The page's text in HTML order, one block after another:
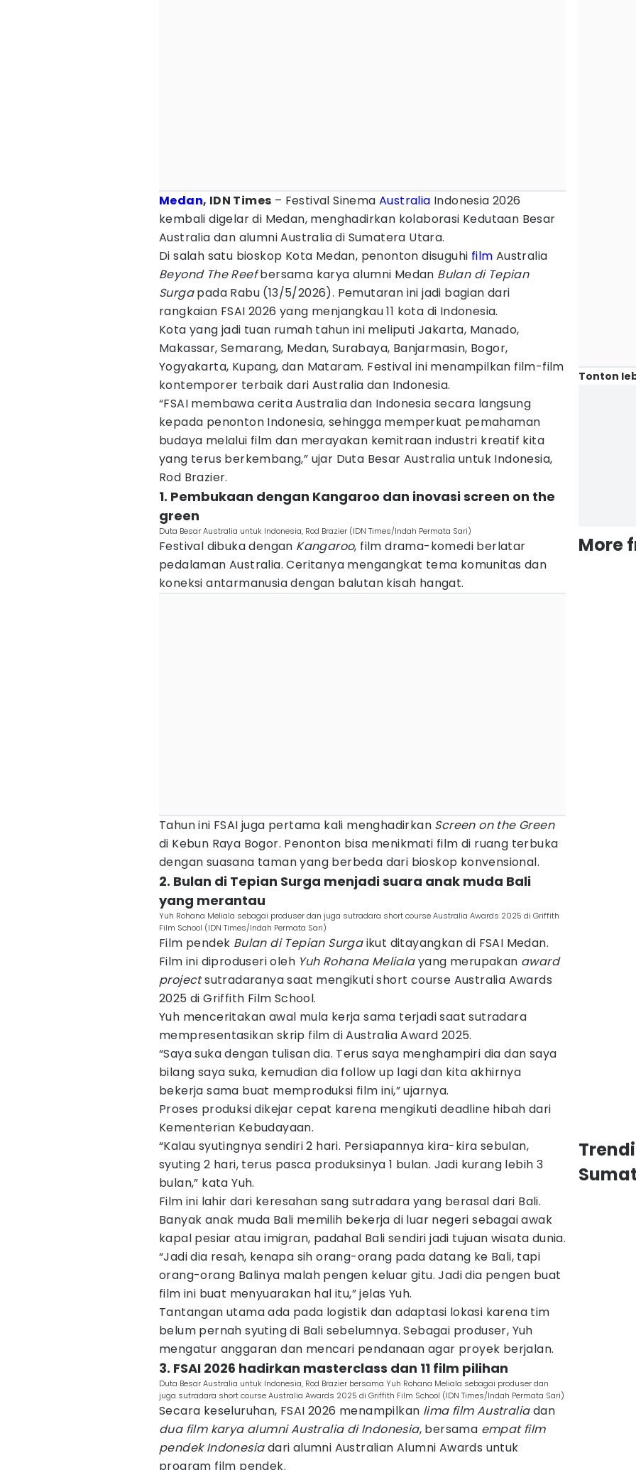
Medan, IDN Times – Festival SinemaAustralia Indonesia 2026
kembali digelar di Medan, menghadirkan kolaborasi Kedutaan Besar
Australia dan alumni Australia di Sumatera Utara.
Di salah satu bioskop Kota Medan, penonton disuguhi film Australia
Beyond The Reefbersama karya alumni Medan Bulan di Tepian
Surgapada Rabu (13/5/2026). Pemutaran ini jadi bagian dari
rangkaian FSAI 2026 yang menjangkau 11 kota di Indonesia.
Kota yang jadi tuan rumah tahun ini meliputi Jakarta, Manado,
Makassar, Semarang, Medan, Surabaya, Banjarmasin, Bogor,
Yogyakarta, Kupang, dan Mataram. Festival ini menampilkan film-film
kontemporer terbaik dari Australia dan Indonesia.
“FSAI membawa cerita Australia dan Indonesia secara langsung
kepada penonton Indonesia, sehingga memperkuat pemahaman
budaya melalui film dan merayakan kemitraan industri kreatif kita
yang terus berkembang,” ujar Duta Besar Australia untuk Indonesia,
Rod Brazier.
1. Pembukaan dengan Kangaroo dan inovasi screen on the
green
Duta Besar Australia untuk Indonesia, Rod Brazier (IDN Times/Indah Permata Sari)
Festival dibuka dengan Kangaroo, film drama-komedi berlatar
pedalaman Australia. Ceritanya mengangkat tema komunitas dan
koneksi antarmanusia dengan balutan kisah hangat.
Tahun ini FSAI juga pertama kali menghadirkan Screen on the Green
di Kebun Raya Bogor. Penonton bisa menikmati film di ruang terbuka
dengan suasana taman yang berbeda dari bioskop konvensional.
2. Bulan di Tepian Surga menjadi suara anak muda Bali
yang merantau
Yuh Rohana Meliala sebagai produser dan juga sutradara short course Australia Awards 2025 di Griffith
Film School (IDN Times/Indah Permata Sari)
Film pendek Bulan di Tepian Surgaikut ditayangkan di FSAI Medan.
Film ini diproduseri oleh Yuh Rohana Melialayang merupakan award
projectsutradaranya saat mengikuti short course Australia Awards
2025 di Griffith Film School.
Yuh menceritakan awal mula kerja sama terjadi saat sutradara
mempresentasikan skrip film di Australia Award 2025.
“Saya suka dengan tulisan dia. Terus saya menghampiri dia dan saya
bilang saya suka, kemudian dia follow up lagi dan kita akhirnya
bekerja sama buat memproduksi film ini,” ujarnya.
Proses produksi dikejar cepat karena mengikuti deadline hibah dari
Kementerian Kebudayaan.
“Kalau syutingnya sendiri 2 hari. Persiapannya kira-kira sebulan,
syuting 2 hari, terus pasca produksinya 1 bulan. Jadi kurang lebih 3
bulan,” kata Yuh.
Film ini lahir dari keresahan sang sutradara yang berasal dari Bali.
Banyak anak muda Bali memilih bekerja di luar negeri sebagai awak
kapal pesiar atau imigran, padahal Bali sendiri jadi tujuan wisata dunia.
“Jadi dia resah, kenapa sih orang-orang pada datang ke Bali, tapi
orang-orang Balinya malah pengen keluar gitu. Jadi dia pengen buat
film ini buat menyuarakan hal itu,” jelas Yuh.
Tantangan utama ada pada logistik dan adaptasi lokasi karena tim
belum pernah syuting di Bali sebelumnya. Sebagai produser, Yuh
mengatur anggaran dan mencari pendanaan agar proyek berjalan.
3. FSAI 2026 hadirkan masterclass dan 11 film pilihan
Duta Besar Australia untuk Indonesia, Rod Brazier bersama Yuh Rohana Meliala sebagai produser dan
juga sutradara short course Australia Awards 2025 di Griffith Film School (IDN Times/Indah Permata Sari)
Secara keseluruhan, FSAI 2026 menampilkan lima film Australiadan
dua film karya alumni Australia di Indonesia, bersama empat film
pendek Indonesiadari alumni Australian Alumni Awards untuk
program film pendek.
Tonton
More